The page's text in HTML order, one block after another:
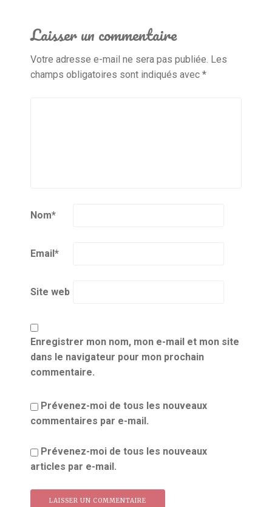
Laisser un commentaire
Votre adresse e-mail ne sera pas publiée. Les
champs obligatoires sont indiqués avec *
Nom*
Email*
Site web
Enregistrer mon nom, mon e-mail et mon site
dans le navigateur pour mon prochain
commentaire.
Prévenez-moi de tous les nouveaux
commentaires par e-mail.
Prévenez-moi de tous les nouveaux
articles par e-mail.